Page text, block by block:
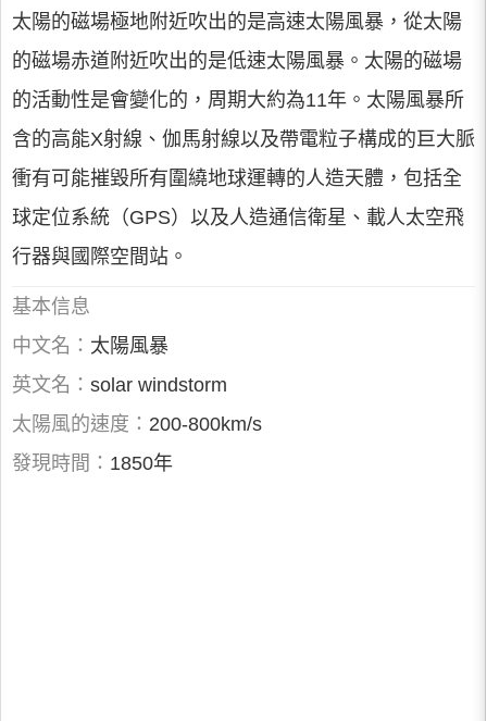
太陽的磁場極地附近吹出的是高速太陽風暴，從太陽
的磁場赤道附近吹出的是低速太陽風暴。太陽的磁場
的活動性是會變化的，周期大約為11年。太陽風暴所
含的高能X射線、伽馬射線以及帶電粒子構成的巨大脈
衝有可能摧毀所有圍繞地球運轉的人造天體，包括全
球定位系統（GPS）以及人造通信衛星、載人太空飛
行器與國際空間站。
基本信息
中文名： 太陽風暴
英文名： solar windstorm
太陽風的速度： 200-800km/s
發現時間： 1850年